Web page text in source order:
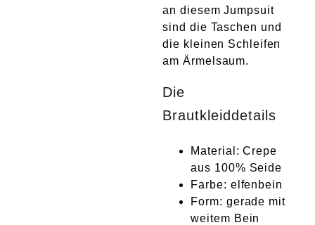
an diesem Jumpsuit
sind die Taschen und
die kleinen Schleifen
am Ärmelsaum.
Die
Brautkleiddetails
Material: Crepe
aus 100% Seide
Farbe: elfenbein
Form: gerade mit
weitem Bein